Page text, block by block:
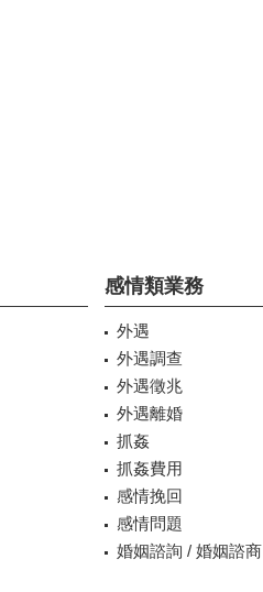
感情類業務
外遇
外遇調查
外遇徵兆
外遇離婚
抓姦
抓姦費用
感情挽回
感情問題
婚姻諮詢 / 婚姻諮商